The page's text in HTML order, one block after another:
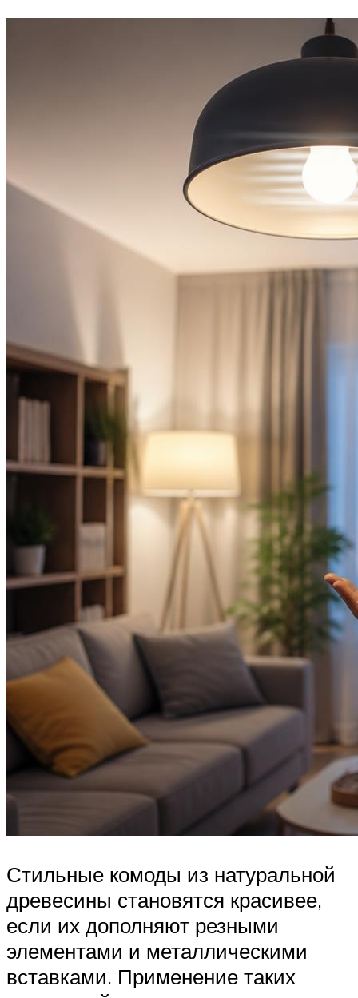
Стильные комоды из натуральной
древесины становятся красивее,
если их дополняют резными
элементами и металлическими
вставками. Применение таких